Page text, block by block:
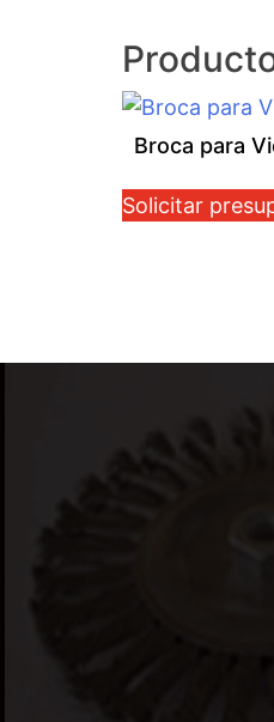
Broca para
Solicitar